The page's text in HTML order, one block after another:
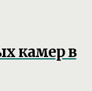
камер в